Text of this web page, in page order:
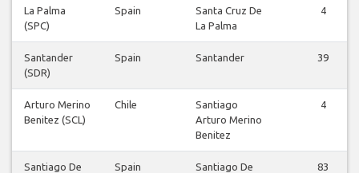
La Palma
(SPC)
Spain
Santa Cruz De
La Palma
4
Santander
(SDR)
Spain Santander 39
Arturo Merino
Benitez (SCL)
Chile
Santiago
Arturo Merino
Benitez
4
Santiago De
Spain
Santiago De
83